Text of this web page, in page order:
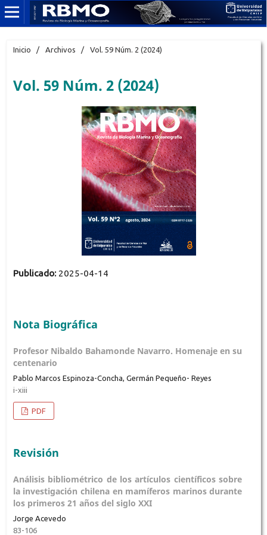
Inicio / Archivos / Vol. 59 Núm. 2 (2024)
Vol. 59 Núm. 2 (2024)
Publicado: 2025-04-14
Nota Biográfica
Profesor Nibaldo Bahamonde Navarro. Homenaje en su
centenario
Pablo Marcos Espinoza-Concha, Germán Pequeño- Reyes
i-xiii
PDF
Revisión
Análisis bibliométrico de los artículos científicos sobre
la investigación chilena en mamíferos marinos durante
los primeros 21 años del siglo XXI
Jorge Acevedo
83-106